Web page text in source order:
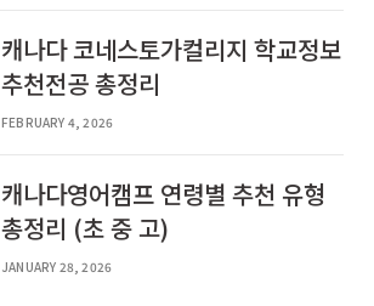
캐나다 코네스토가컬리지 학교정보
추천전공 총정리
FEBRUARY 4, 2026
캐나다영어캠프 연령별 추천 유형
총정리 (초 중 고)
JANUARY 28, 2026